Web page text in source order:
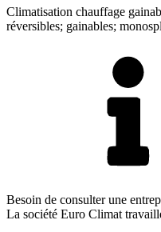
Climatisation chauffage
réversibles; gainables;
Besoin de consulter une
La société Euro Climat